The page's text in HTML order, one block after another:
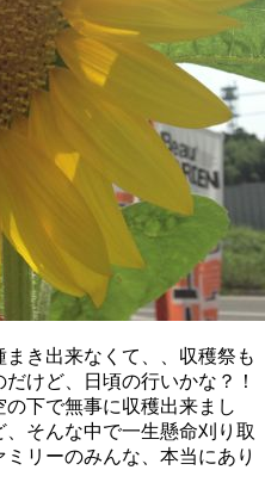
き出来なくて、、収穫祭も
けど、日頃の行いかな？！
下で無事に収穫出来まし
そんな中で一生懸命刈り取
リーのみんな、本当にあり